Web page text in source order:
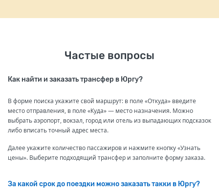
Частые вопросы
Как найти и заказать трансфер в Юргу?
В форме поиска укажите свой маршрут: в поле «Откуда» введите
место отправления, в поле «Куда» — место назначения. Можно
выбрать аэропорт, вокзал, город или отель из выпадающих подсказок
либо вписать точный адрес места.
Далее укажите количество пассажиров и нажмите кнопку «Узнать
цены». Выберите подходящий трансфер и заполните форму заказа.
За какой срок до поездки можно заказать такки в Юргу?